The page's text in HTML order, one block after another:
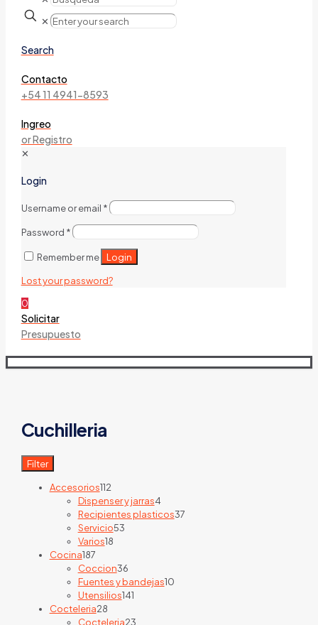
✕
Search
Contacto
+54 11 4941-8593
Ingreo
or Registro
✕
Login
Username or email *
Password *
Remember me Login
Lost your password?
0
Solicitar
Presupuesto
Cuchilleria
Filter
Accesorios112112
products
Dispenser y jarras44
products
Recipientes plasticos3737
Servicio5353
Varios1818
Cocina187187
products
Coccion3636
products
Fuentes y bandejas1010
Utensilios141141
Cocteleria2828
products
Cocteleria2323